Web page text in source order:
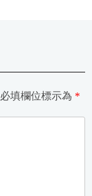
必填欄位標示為 *